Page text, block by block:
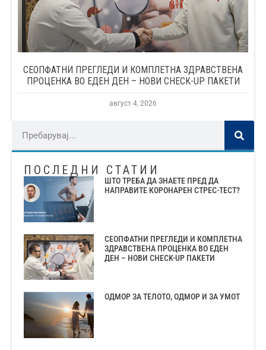
СЕОПФАТНИ ПРЕГЛЕДИ И КОМПЛЕТНА ЗДРАВСТВЕНА
ПРОЦЕНКА ВО ЕДЕН ДЕН – НОВИ CHECK-UP ПАКЕТИ
август 4, 2026
ПОСЛЕДНИ СТАТИИ
ШТО ТРЕБА ДА ЗНАЕТЕ ПРЕД ДА
НАПРАВИТЕ КОРОНАРЕН СТРЕС-ТЕСТ?
СЕОПФАТНИ ПРЕГЛЕДИ И КОМПЛЕТНА
ЗДРАВСТВЕНА ПРОЦЕНКА ВО ЕДЕН
ДЕН – НОВИ CHECK-UP ПАКЕТИ
ОДМОР ЗА ТЕЛОТО, ОДМОР И ЗА УМОТ